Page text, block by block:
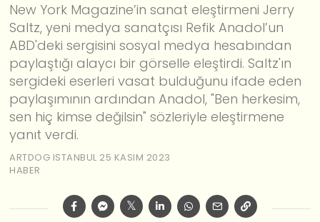
New York Magazine’in sanat eleştirmeni Jerry
Saltz, yeni medya sanatçısı Refik Anadol’un
ABD'deki sergisini sosyal medya hesabından
paylaştığı alaycı bir görselle eleştirdi. Saltz'ın
sergideki eserleri vasat bulduğunu ifade eden
paylaşımının ardından Anadol, "Ben herkesim,
sen hiç kimse değilsin" sözleriyle eleştirmene
yanıt verdi.
ARTDOG ISTANBUL 25 KASIM 2023
HABER